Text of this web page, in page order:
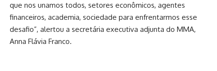
que nos unamos todos, setores econômicos, agentes
financeiros, academia, sociedade para enfrentarmos esse
desafio”, alertou a secretária executiva adjunta do MMA,
Anna Flávia Franco.